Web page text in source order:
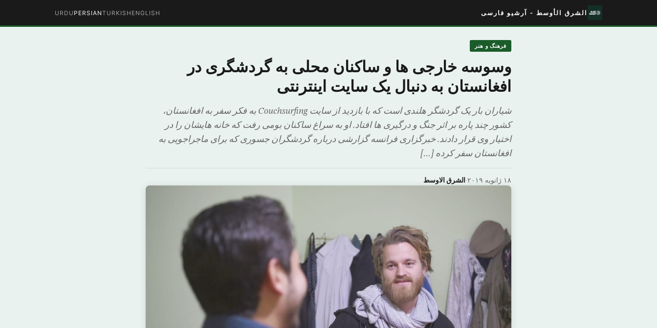
الشرق الأوسط - آرشیو فارسی ENGLISH
TURKISH
PERSIAN
URDU
فرهنگ و هنر
وسوسه خارجی ها و ساکنان محلی به گردشگری در
افغانستان به دنبال یک سایت اینترنتی
شیاران بار یک گردشگر هلندی است که با بازدید از سایت Couchsurfing به فکر سفر به افغانستان،
کشور چند پاره بر اثر جنگ و درگیری ها افتاد. او به سراغ ساکنان بومی رفت که خانه هایشان را در
اختیار وی قرار دادند. خبرگزاری فرانسه گزارشی درباره گردشگران جسوری که برای ماجراجویی به
افغانستان سفر کرده […]
الشرق الاوسط· ۱۸ ژانویه ۲۰۱۹